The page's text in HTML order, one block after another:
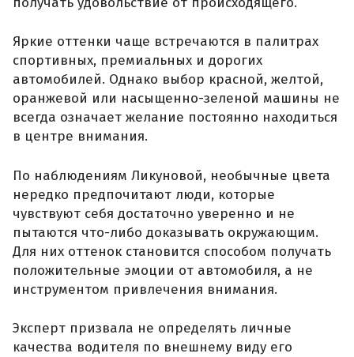
Яркие оттенки чаще встречаются в палитрах
спортивных, премиальных и дорогих
автомобилей. Однако выбор красной, желтой,
оранжевой или насыщенно-зеленой машины не
всегда означает желание постоянно находиться
в центре внимания.
По наблюдениям Ликуновой, необычные цвета
нередко предпочитают люди, которые
чувствуют себя достаточно уверенно и не
пытаются что-либо доказывать окружающим.
Для них оттенок становится способом получать
положительные эмоции от автомобиля, а не
инструментом привлечения внимания.
Эксперт призвала не определять личные
качества водителя по внешнему виду его